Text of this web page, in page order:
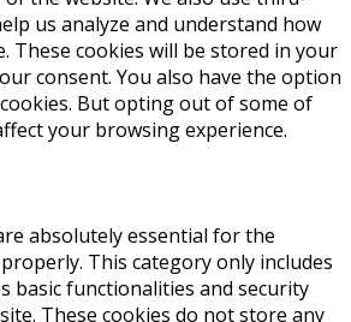
us analyze and understand how
These cookies will be stored in your
consent. You also have the option
But opting out of some of
your browsing experience.
absolutely essential for the
This category only includes
basic functionalities and security
These cookies do not store any